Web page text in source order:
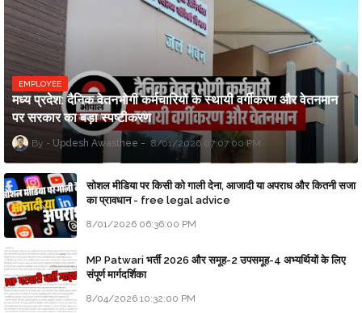
EMPLOYEE
मध्य प्रदेश: दैनिक वेतनभोगी कर्मचारियों के स्थायी वर्गीकरण और वेतनमान
पर सरकार का बड़ा स्पष्टीकरण
Updesh Awasthee 8/01/2026 07:07:00 PM
सोशल मीडिया पर किसी को गाली देना, आजादी या अपराध और कितनी सजा
का प्रावधान - free legal advice
8/01/2026 06:36:00 PM
MP Patwari भर्ती 2026 और समूह-2 उपसमूह-4 अभ्यर्थियों के लिए
संपूर्ण मार्गदर्शिका
8/04/2026 10:32:00 PM